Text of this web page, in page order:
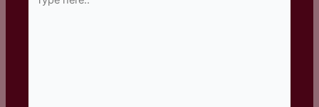
here..